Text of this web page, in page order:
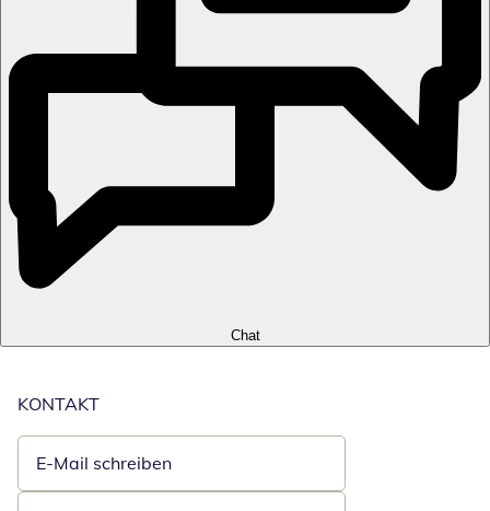
Chat
KONTAKT
E-Mail schreiben
Öffnet E-Mail-Client